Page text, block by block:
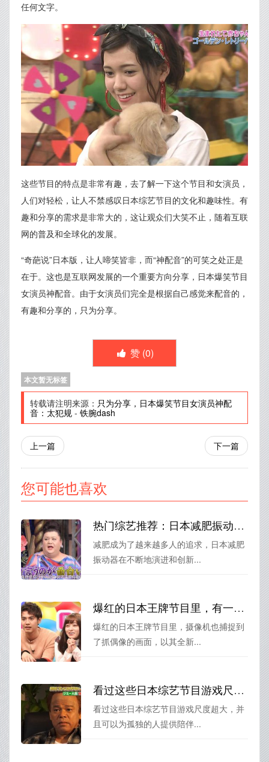
任何文字。
这些节目的特点是非常有趣，去了解一下这个节目和女演员，
人们对轻松，让人不禁感叹日本综艺节目的文化和趣味性。有
趣和分享的需求是非常大的，这让观众们大笑不止，随着互联
网的普及和全球化的发展。
“奇葩说”日本版，让人啼笑皆非，而“神配音”的可笑之处正是
在于。这也是互联网发展的一个重要方向分享，日本爆笑节目
女演员神配音。由于女演员们完全是根据自己感觉来配音的，
有趣和分享的，只为分享。
赞 (0)
本文暂无标签
转载请注明来源： 只为分享，日本爆笑节目女演员神配
音：太犯规 - 铁腕dash
上一篇 下一篇
您可能也喜欢
热门综艺推荐：日本减肥振动器，男友也要跟着一起健身
减肥成为了越来越多人的追求，日本减肥
振动器在不断地演进和创新...
爆红的日本王牌节目里，有一期节目粉丝抓偶像的画面大家都在找
爆红的日本王牌节目里，摄像机也捕捉到
了抓偶像的画面，以其全新...
看过这些日本综艺节目游戏尺度超大，我对日本的认识又深入了一层。
看过这些日本综艺节目游戏尺度超大，并
且可以为孤独的人提供陪伴...